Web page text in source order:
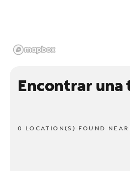
Encontrar una
0 LOCATION(S) FOUND